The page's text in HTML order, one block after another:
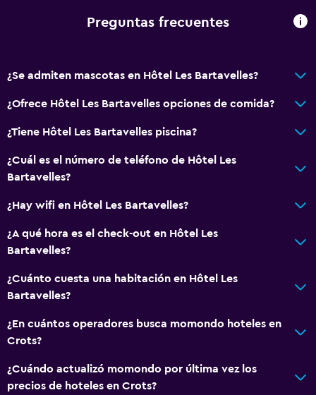
Preguntas frecuentes
¿Se admiten mascotas en Hôtel Les Bartavelles?
¿Ofrece Hôtel Les Bartavelles opciones de comida?
¿Tiene Hôtel Les Bartavelles piscina?
¿Cuál es el número de teléfono de Hôtel Les
Bartavelles?
¿Hay wifi en Hôtel Les Bartavelles?
¿A qué hora es el check-out en Hôtel Les
Bartavelles?
¿Cuánto cuesta una habitación en Hôtel Les
Bartavelles?
¿En cuántos operadores busca momondo hoteles en
Crots?
¿Cuándo actualizó momondo por última vez los
precios de hoteles en Crots?